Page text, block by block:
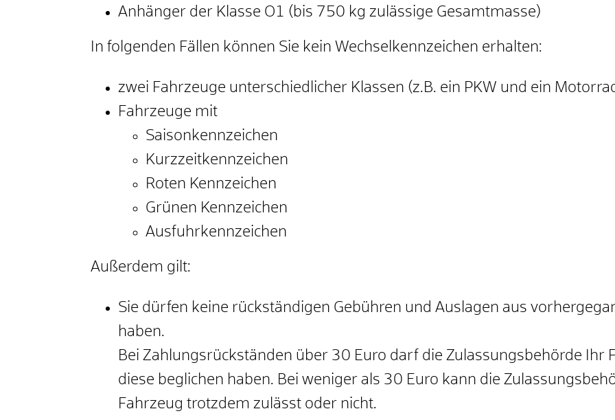
Anhänger der Klasse O1 (bis 750 kg zulässige Gesamtmasse)
In folgenden Fällen können Sie kein Wechselkennzeichen erha ten:
zwei Fahrzeuge unterschiedlicher Klassen (z.B. ein PKW und ein
Fahrzeuge mit
Saisonkennzeichen
Kurzzeitkennzeichen
Roten Kennzeichen
Grünen Kennzeichen
Ausfuhrkennzeichen
Außerdem gilt:
Sie dürfen keine rückständigen Gebühren und Auslagen aus
haben.
Bei Zahlungsrückständen über 30 Euro darf die Zulassungsbehörde Ihr
diese beglichen haben. Bei weniger als 30 Euro kann die Zulas
Fahrzeug trotzdem zulässt oder nicht.